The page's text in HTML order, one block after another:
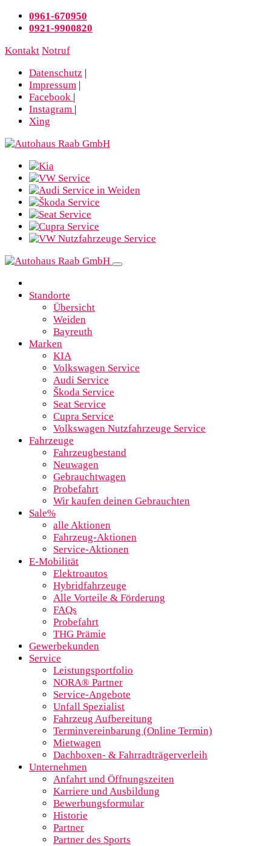
0961-670950
0921-9900820
Kontakt Notruf
Datenschutz |
Impressum |
Facebook |
Instagram |
Xing
Standorte
Übersicht
Weiden
Bayreuth
Marken
KIA
Volkswagen Service
Audi Service
Škoda Service
Seat Service
Cupra Service
Volkswagen Nutzfahrzeuge Service
Fahrzeuge
Fahrzeugbestand
Neuwagen
Gebrauchtwagen
Probefahrt
Wir kaufen deinen Gebrauchten
Sale%
alle Aktionen
Fahrzeug-Aktionen
Service-Aktionen
E-Mobilität
Elektroautos
Hybridfahrzeuge
Alle Vorteile & Förderung
FAQs
Probefahrt
THG Prämie
Gewerbekunden
Service
Leistungsportfolio
NORA® Partner
Service-Angebote
Unfall Spezialist
Fahrzeug Aufbereitung
Terminvereinbarung (Online Termin)
Mietwagen
Dachboxen- & Fahrradträgerverleih
Unternehmen
Anfahrt und Öffnungszeiten
Karriere und Ausbildung
Bewerbungsformular
Historie
Partner
Partner des Sports